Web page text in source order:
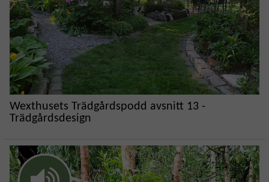
Wexthusets Trädgårdspodd avsnitt 13 -
Trädgårdsdesign